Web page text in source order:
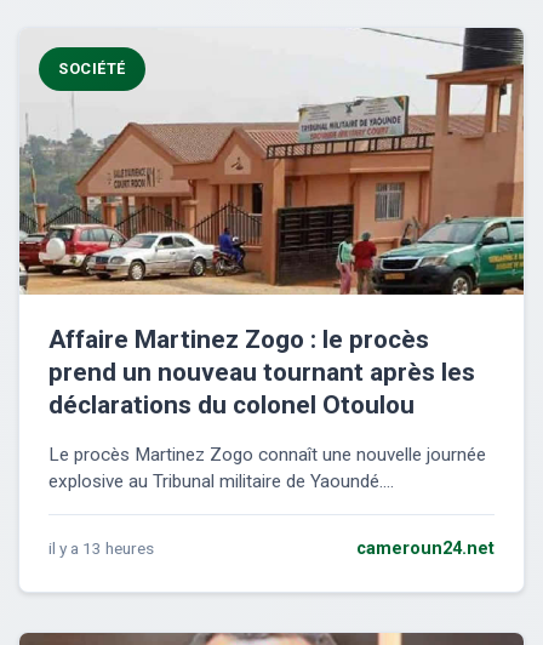
SOCIÉTÉ
Affaire Martinez Zogo : le procès
prend un nouveau tournant après les
déclarations du colonel Otoulou
Le procès Martinez Zogo connaît une nouvelle journée
explosive au Tribunal militaire de Yaoundé....
il y a 13 heures cameroun24.net